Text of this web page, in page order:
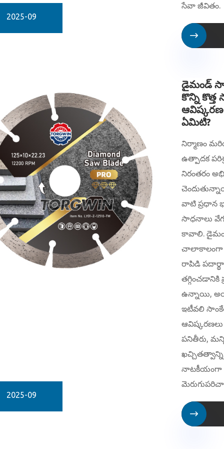
2025-09
సేవా జీవితం.

2025-09
డైమండ్ సా
కొన్ని కొత్త
ఏమిటి?
నిర్మాణం
ఉత్పాదక
నిరంతరం
వాటి ప్రధాన
సాధనాలు
కావాలి.
చాలాకాలంగా
రాపిడి
ఉన్నాయి,
ఇటీవలి
పనితీరు,
ఖచ్చితత్వాన్ని
నాటకీయంగా
